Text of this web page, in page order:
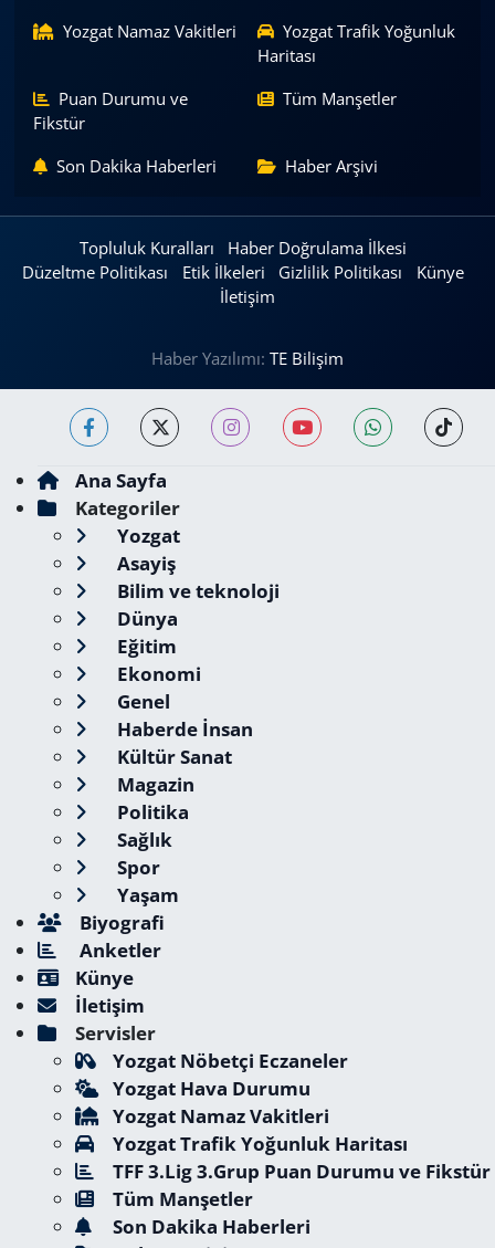
Yozgat Namaz Vakitleri
Yozgat Trafik Yoğunluk
Haritası
Puan Durumu ve
Fikstür
Tüm Manşetler
Son Dakika Haberleri Haber Arşivi
Topluluk Kuralları
Haber Doğrulama İlkesi
Düzeltme Politikası
Etik İlkeleri Gizlilik Politikası
Künye
İletişim
Haber Yazılımı: TE Bilişim
Ana Sayfa
Kategoriler
Yozgat
Asayiş
Bilim ve teknoloji
Dünya
Eğitim
Ekonomi
Genel
Haberde İnsan
Kültür Sanat
Magazin
Politika
Sağlık
Spor
Yaşam
Biyografi
Anketler
Künye
İletişim
Servisler
Yozgat Nöbetçi Eczaneler
Yozgat Hava Durumu
Yozgat Namaz Vakitleri
Yozgat Trafik Yoğunluk Haritası
TFF 3.Lig 3.Grup Puan Durumu ve Fikstür
Tüm Manşetler
Son Dakika Haberleri